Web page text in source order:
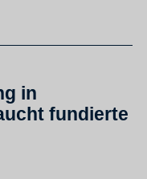
in
fundierte